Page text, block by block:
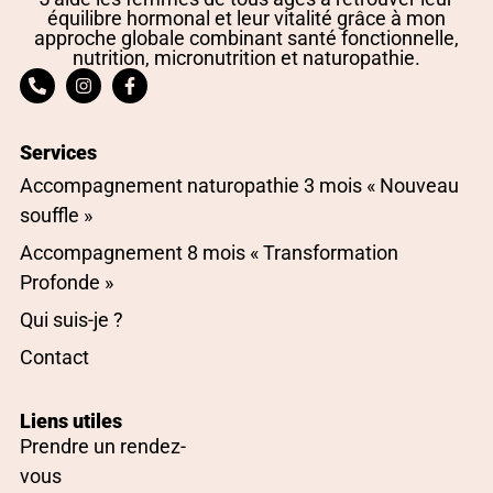
équilibre hormonal et leur vitalité grâce à mon
approche globale combinant santé fonctionnelle,
nutrition, micronutrition et naturopathie.
Services
Accompagnement naturopathie 3 mois « Nouveau
souffle »
Accompagnement 8 mois « Transformation
Profonde »
Qui suis-je ?
Contact
Liens utiles
Prendre un rendez-
vous